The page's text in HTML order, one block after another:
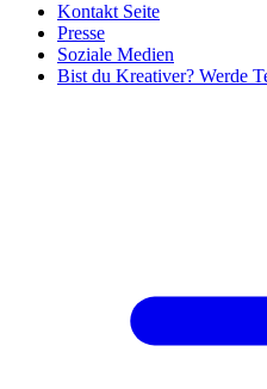
Kontakt Seite
Presse
Soziale Medien
Bist du Kreativer? Werde